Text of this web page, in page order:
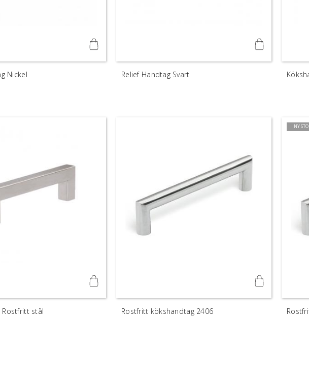
Nickel Relief Handtag Svart
Rostfritt stål Rostfritt kökshandtag 2406
NY